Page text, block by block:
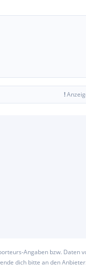
!
Angaben bzw. Daten
dich bitte an den Anbieter.